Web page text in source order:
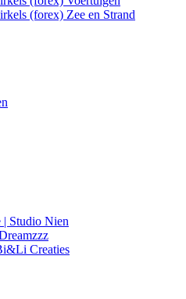
(forex) Zee en Strand
| Studio Nien
Creaties